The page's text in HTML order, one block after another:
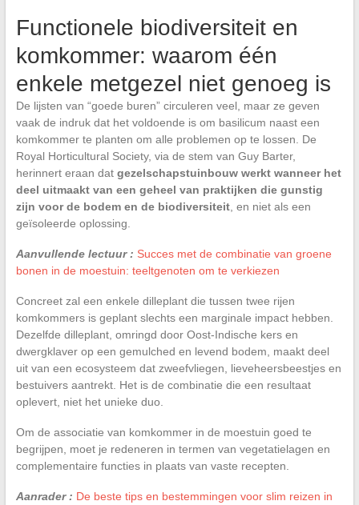
Functionele biodiversiteit en
komkommer: waarom één
enkele metgezel niet genoeg is
De lijsten van “goede buren” circuleren veel, maar ze geven
vaak de indruk dat het voldoende is om basilicum naast een
komkommer te planten om alle problemen op te lossen. De
Royal Horticultural Society, via de stem van Guy Barter,
herinnert eraan dat gezelschapstuinbouw werkt wanneer het
deel uitmaakt van een geheel van praktijken die gunstig
zijn voor de bodem en de biodiversiteit, en niet als een
geïsoleerde oplossing.
Aanvullende lectuur : Succes met de combinatie van groene
bonen in de moestuin: teeltgenoten om te verkiezen
Concreet zal een enkele dilleplant die tussen twee rijen
komkommers is geplant slechts een marginale impact hebben.
Dezelfde dilleplant, omringd door Oost-Indische kers en
dwergklaver op een gemulched en levend bodem, maakt deel
uit van een ecosysteem dat zweefvliegen, lieveheersbeestjes en
bestuivers aantrekt. Het is de combinatie die een resultaat
oplevert, niet het unieke duo.
Om de associatie van komkommer in de moestuin goed te
begrijpen, moet je redeneren in termen van vegetatielagen en
complementaire functies in plaats van vaste recepten.
Aanrader : De beste tips en bestemmingen voor slim reizen in